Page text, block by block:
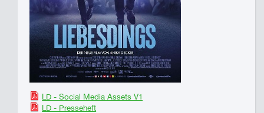
LD - Social Media Assets V1
LD - Presseheft